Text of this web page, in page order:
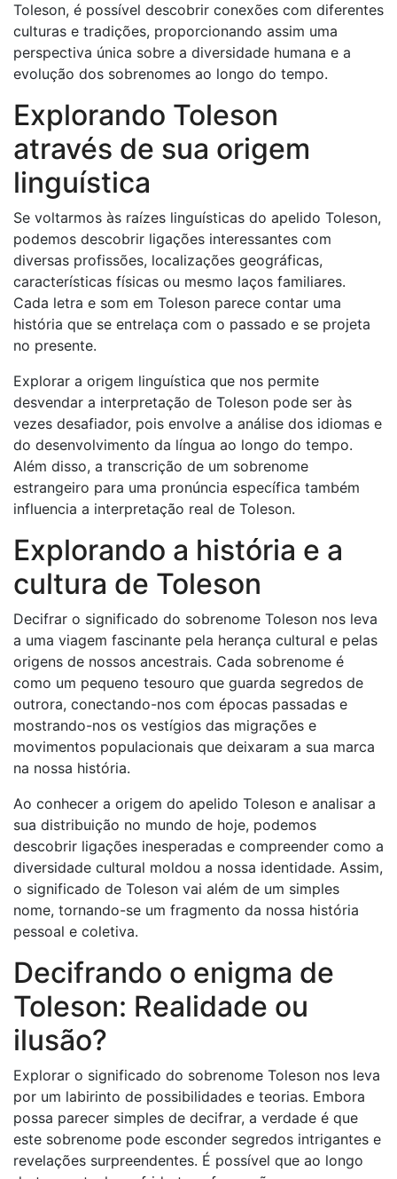
Toleson, é possível descobrir conexões com diferentes
culturas e tradições, proporcionando assim uma
perspectiva única sobre a diversidade humana e a
evolução dos sobrenomes ao longo do tempo.
Explorando Toleson
através de sua origem
linguística
Se voltarmos às raízes linguísticas do apelido Toleson,
podemos descobrir ligações interessantes com
diversas profissões, localizações geográficas,
características físicas ou mesmo laços familiares.
Cada letra e som em Toleson parece contar uma
história que se entrelaça com o passado e se projeta
no presente.
Explorar a origem linguística que nos permite
desvendar a interpretação de Toleson pode ser às
vezes desafiador, pois envolve a análise dos idiomas e
do desenvolvimento da língua ao longo do tempo.
Além disso, a transcrição de um sobrenome
estrangeiro para uma pronúncia específica também
influencia a interpretação real de Toleson.
Explorando a história e a
cultura de Toleson
Decifrar o significado do sobrenome Toleson nos leva
a uma viagem fascinante pela herança cultural e pelas
origens de nossos ancestrais. Cada sobrenome é
como um pequeno tesouro que guarda segredos de
outrora, conectando-nos com épocas passadas e
mostrando-nos os vestígios das migrações e
movimentos populacionais que deixaram a sua marca
na nossa história.
Ao conhecer a origem do apelido Toleson e analisar a
sua distribuição no mundo de hoje, podemos
descobrir ligações inesperadas e compreender como a
diversidade cultural moldou a nossa identidade. Assim,
o significado de Toleson vai além de um simples
nome, tornando-se um fragmento da nossa história
pessoal e coletiva.
Decifrando o enigma de
Toleson: Realidade ou
ilusão?
Explorar o significado do sobrenome Toleson nos leva
por um labirinto de possibilidades e teorias. Embora
possa parecer simples de decifrar, a verdade é que
este sobrenome pode esconder segredos intrigantes e
revelações surpreendentes. É possível que ao longo